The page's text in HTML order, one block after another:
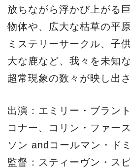
放ちながら浮かび上がる
物体や、広大な枯草の平
ミステリーサークル、子
大な鹿など、我々を未知
超常現象の数々が映し出
出演：エミリー・ブラン
コナー、コリン・ファー
ソン andコールマン・ド
監督：スティーヴン・ス